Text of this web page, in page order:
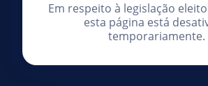
Em respeito à legislação
esta página está
temporariamente.